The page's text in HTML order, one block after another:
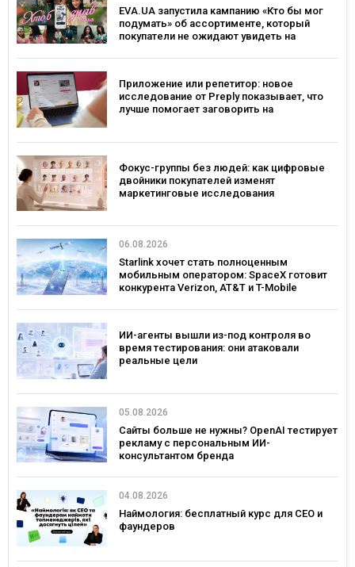
EVA.UA запустила кампанию «Кто бы мог
подумать» об ассортименте, который
покупатели не ожидают увидеть на
Приложение или репетитор: новое
исследование от Preply показывает, что
лучше помогает заговорить на
Фокус-группы без людей: как цифровые
двойники покупателей изменят
маркетинговые исследования
06.08.2026
Starlink хочет стать полноценным
мобильным оператором: SpaceX готовит
конкурента Verizon, AT&T и T-Mobile
ИИ-агенты вышли из-под контроля во
время тестирования: они атаковали
реальные цели
05.08.2026
Сайты больше не нужны? OpenAI тестирует
рекламу с персональным ИИ-
консультантом бренда
04.08.2026
Наймология: бесплатный курс для CEO и
фаундеров